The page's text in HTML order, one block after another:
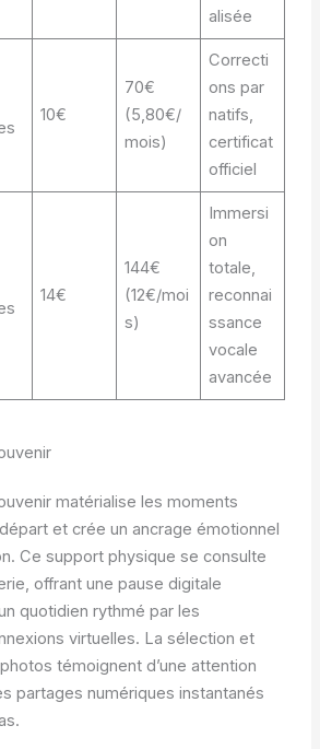
alisée
10€
70€
(5,80€/
mois)
Correcti
ons par
natifs,
certificat
officiel
14€
144€
(12€/moi
s)
Immersi
on
totale,
reconnai
ssance
vocale
avancée
matérialise les moments
et crée un ancrage émotionnel
Ce support physique se consulte
offrant une pause digitale
quotidien rythmé par les
virtuelles. La sélection et
témoignent d’une attention
partages numériques instantanés